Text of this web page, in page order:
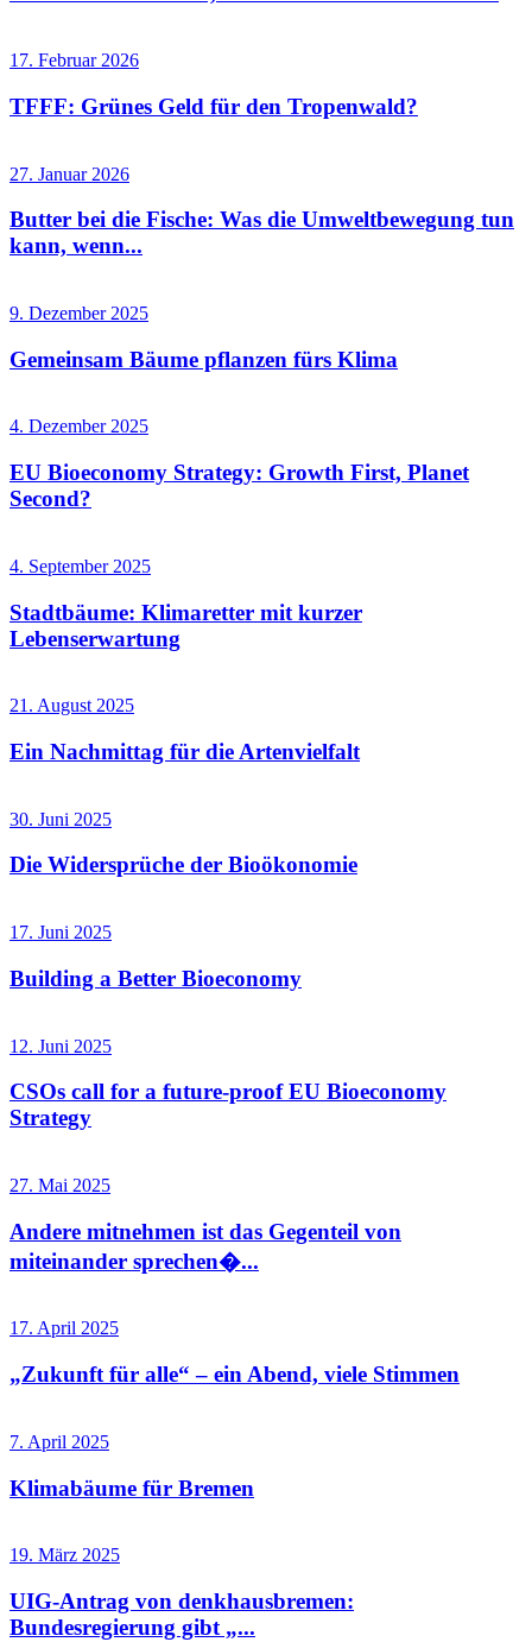
17. Februar 2026
TFFF: Grünes Geld für den Tropenwald?
27. Januar 2026
Butter bei die Fische: Was die Umweltbewegung tun
kann, wenn...
9. Dezember 2025
Gemeinsam Bäume pflanzen fürs Klima
4. Dezember 2025
EU Bioeconomy Strategy: Growth First, Planet
Second?
4. September 2025
Stadtbäume: Klimaretter mit kurzer
Lebenserwartung
21. August 2025
Ein Nachmittag für die Artenvielfalt
30. Juni 2025
Die Widersprüche der Bioökonomie
17. Juni 2025
Building a Better Bioeconomy
12. Juni 2025
CSOs call for a future-proof EU Bioeconomy
Strategy
27. Mai 2025
Andere mitnehmen ist das Gegenteil von
miteinander sprechen�...
17. April 2025
„Zukunft für alle“ – ein Abend, viele Stimmen
7. April 2025
Klimabäume für Bremen
19. März 2025
UIG-Antrag von denkhausbremen:
Bundesregierung gibt „...